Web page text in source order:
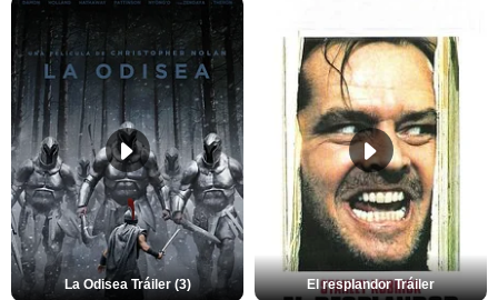
La Odisea Tráiler (3) El resplandor Tráiler